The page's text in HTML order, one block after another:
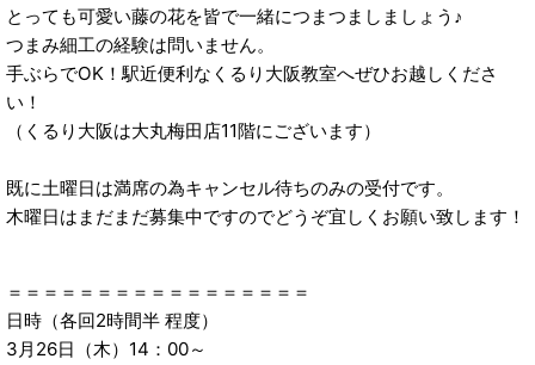
とっても可愛い藤の花を皆で一緒につまつましましょう♪
つまみ細工の経験は問いません。
手ぶらでOK！駅近便利なくるり大阪教室へぜひお越しくださ
い！
（くるり大阪は大丸梅田店11階にございます）
既に土曜日は満席の為キャンセル待ちのみの受付です。
木曜日はまだまだ募集中ですのでどうぞ宜しくお願い致します！
＝＝＝＝＝＝＝＝＝＝＝＝＝＝＝＝＝
日時（各回2時間半 程度）
3月26日（木）14：00～